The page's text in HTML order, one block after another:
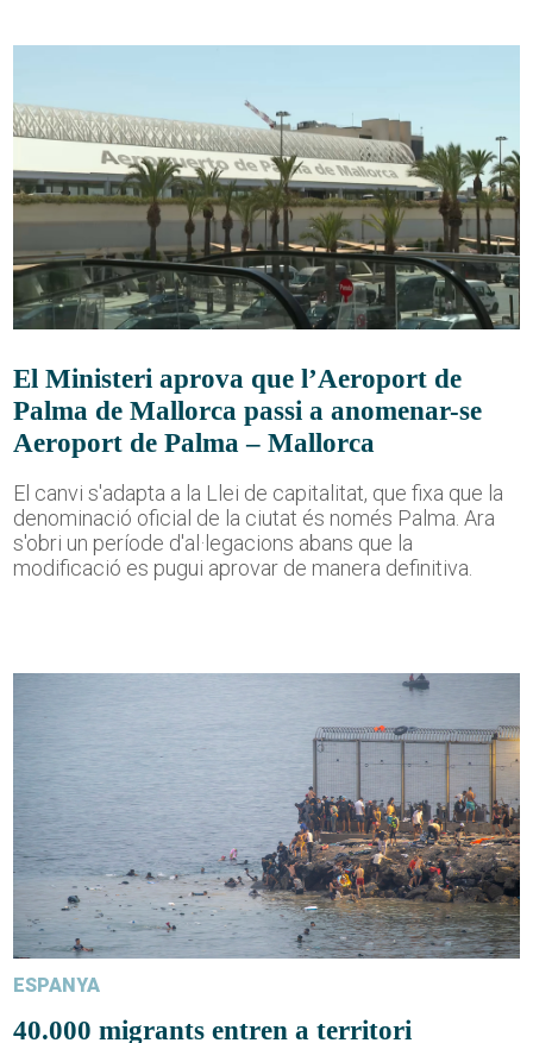
El Ministeri aprova que l’Aeroport de
Palma de Mallorca passi a anomenar-se
Aeroport de Palma – Mallorca
El canvi s'adapta a la Llei de capitalitat, que fixa que la
denominació oficial de la ciutat és només Palma. Ara
s'obri un període d'al·legacions abans que la
modificació es pugui aprovar de manera definitiva.
ESPANYA
40.000 migrants entren a territori